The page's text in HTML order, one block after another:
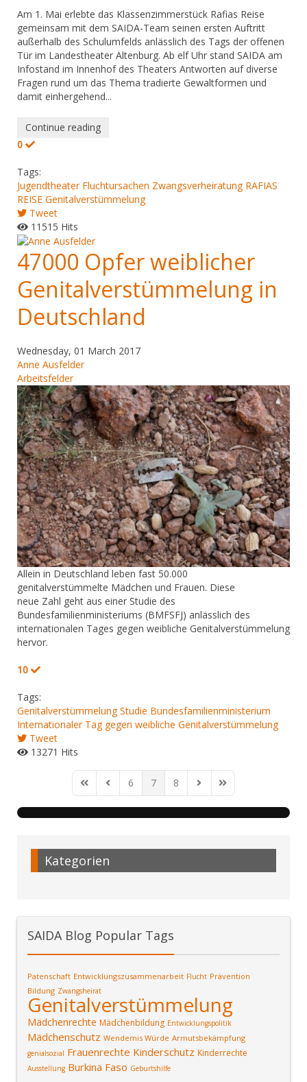
Am 1. Mai erlebte das Klassenzimmerstück Rafias Reise
gemeinsam mit dem SAIDA-Team seinen ersten Auftritt
außerhalb des Schulumfelds anlässlich des Tags der offenen
Tür im Landestheater Altenburg. Ab elf Uhr stand SAIDA am
Infostand im Innenhof des Theaters Antworten auf diverse
Fragen rund um das Thema tradierte Gewaltformen und
damit einhergehend...
Continue reading
0
Tags:
Jugendtheater Fluchtursachen Zwangsverheiratung RAFIAS
REISE Genitalverstümmelung
Tweet
11515 Hits
47000 Opfer weiblicher
Genitalverstümmelung in
Deutschland
Wednesday, 01 March 2017
Anne Ausfelder
Arbeitsfelder
​Allein in Deutschland leben fast 50.000
genitalverstümmelte Mädchen und Frauen. Diese
neue Zahl geht aus einer Studie des
Bundesfamilienministeriums (BMFSFJ) anlässlich des
internationalen Tages gegen weibliche Genitalverstümmelung
hervor.
10
Tags:
Genitalverstümmelung Studie Bundesfamilienministerium
Internationaler Tag gegen weibliche Genitalverstümmelung
Tweet
13271 Hits
First PagePrevious Page
6 7 8 Next PageLast Page
Kategorien
SAIDA Blog Popular Tags
Patenschaft Entwicklungszusammenarbeit Flucht Prävention
Bildung Zwangsheirat
Genitalverstümmelung
Mädchenrechte Mädchenbildung Entwicklungspolitik
Mädchenschutz Wendemis Würde Armutsbekämpfung
genialsozial Frauenrechte Kinderschutz Kinderrechte
Ausstellung Burkina Faso Geburtshilfe